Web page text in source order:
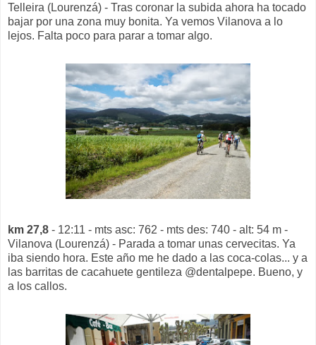
Telleira (Lourenzá) - Tras coronar la subida ahora ha tocado
bajar por una zona muy bonita. Ya vemos Vilanova a lo
lejos. Falta poco para parar a tomar algo.
km 27,8 - 12:11 - mts asc: 762 - mts des: 740 - alt: 54 m -
Vilanova (Lourenzá) - Parada a tomar unas cervecitas. Ya
iba siendo hora. Este año me he dado a las coca-colas... y a
las barritas de cacahuete gentileza @dentalpepe. Bueno, y
a los callos.